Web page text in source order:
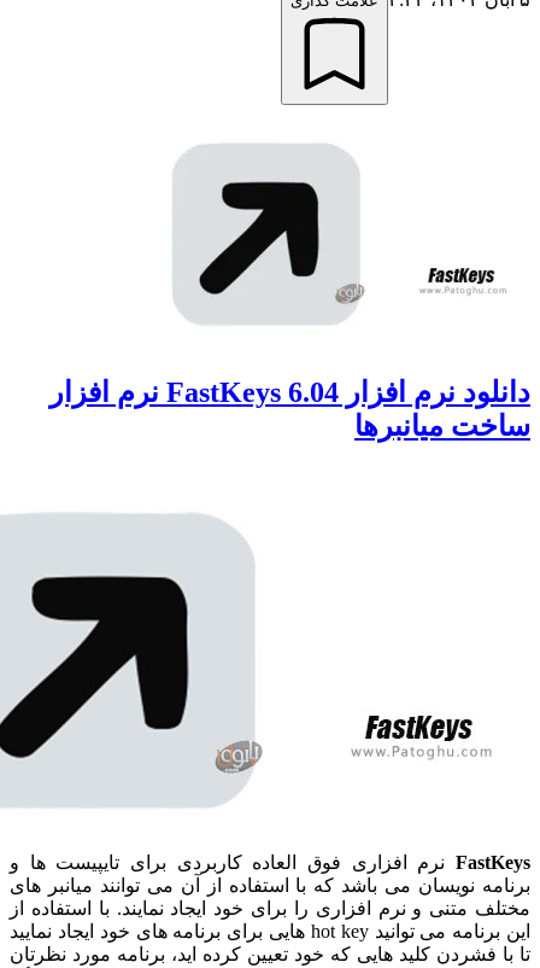
دانلود نرم افزار FastKeys 6.04 نرم افزار
میانبرها
نرم افزاری فوق العاده کاربردی برای تایپیست ها و
نویسان می باشد که با استفاده از آن می توانند میانبر های
متنی و نرم افزاری را برای خود ایجاد نمایند. با استفاده از
این برنامه می توانید hot key هایی برای برنامه های خود ایجاد نمایید
کلید هایی که خود تعیین کرده اید، برنامه مورد نظرتان